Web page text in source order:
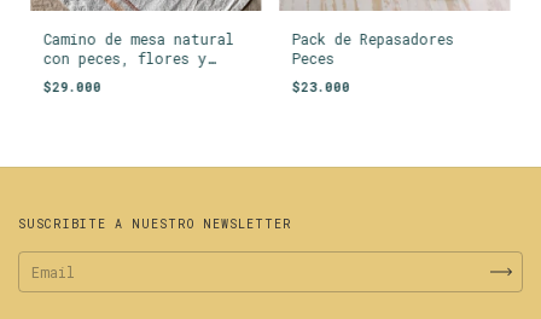
Camino de mesa natural
con peces, flores y
rayas
$29.000
Pack de Repasadores
Peces
$23.000
SUSCRIBITE A NUESTRO NEWSLETTER